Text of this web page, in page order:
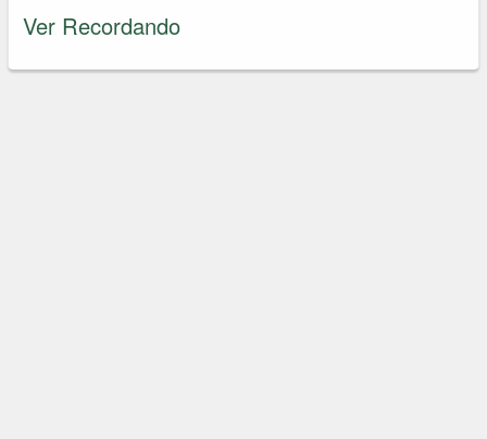
Ver Recordando